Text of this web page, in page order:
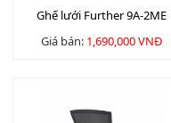
Ghế lưới Further 9A-2ME
Giá bán: 1,690,000 VNĐ